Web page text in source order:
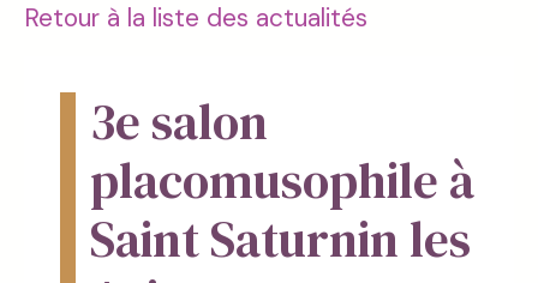
Retour à la liste des actualités
3e salon
placomusophile à
Saint Saturnin les